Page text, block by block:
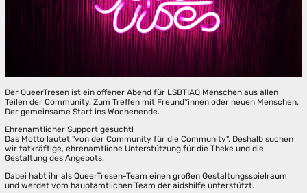
Der QueerTresen ist ein offener Abend für LSBTIAQ Menschen aus allen
Teilen der Community. Zum Treffen mit Freund*innen oder neuen Menschen.
Der gemeinsame Start ins Wochenende.
Ehrenamtlicher Support gesucht!
Das Motto lautet "von der Community für die Community". Deshalb suchen
wir tatkräftige, ehrenamtliche Unterstützung für die Theke und die
Gestaltung des Angebots.
Dabei habt ihr als QueerTresen-Team einen großen Gestaltungsspielraum
und werdet vom hauptamtlichen Team der aidshilfe unterstützt.